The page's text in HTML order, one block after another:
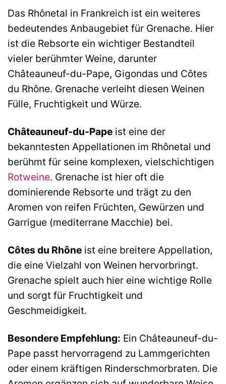
Das Rhônetal in Frankreich ist ein weiteres
bedeutendes Anbaugebiet für Grenache. Hier
ist die Rebsorte ein wichtiger Bestandteil
vieler berühmter Weine, darunter
Châteauneuf-du-Pape, Gigondas und Côtes
du Rhône. Grenache verleiht diesen Weinen
Fülle, Fruchtigkeit und Würze.
Châteauneuf-du-Pape ist eine der
bekanntesten Appellationen im Rhônetal und
berühmt für seine komplexen, vielschichtigen
Rotweine. Grenache ist hier oft die
dominierende Rebsorte und trägt zu den
Aromen von reifen Früchten, Gewürzen und
Garrigue (mediterrane Macchie) bei.
Côtes du Rhône ist eine breitere Appellation,
die eine Vielzahl von Weinen hervorbringt.
Grenache spielt auch hier eine wichtige Rolle
und sorgt für Fruchtigkeit und
Geschmeidigkeit.
Besondere Empfehlung: Ein Châteauneuf-du-
Pape passt hervorragend zu Lammgerichten
oder einem kräftigen Rinderschmorbraten. Die